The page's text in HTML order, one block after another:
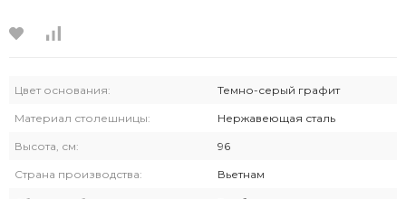
Цвет основания: Темно-серый графит
Материал столешницы: Нержавеющая сталь
Высота, см: 96
Страна производства: Вьетнам